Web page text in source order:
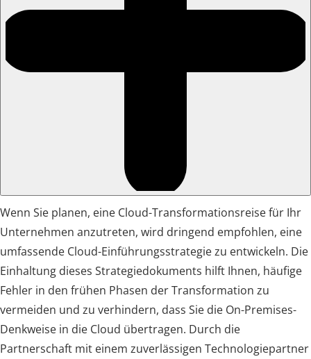
Wenn Sie planen, eine Cloud-Transformationsreise für Ihr
Unternehmen anzutreten, wird dringend empfohlen, eine
umfassende Cloud-Einführungsstrategie zu entwickeln. Die
Einhaltung dieses Strategiedokuments hilft Ihnen, häufige
Fehler in den frühen Phasen der Transformation zu
vermeiden und zu verhindern, dass Sie die On-Premises-
Denkweise in die Cloud übertragen. Durch die
Partnerschaft mit einem zuverlässigen Technologiepartner